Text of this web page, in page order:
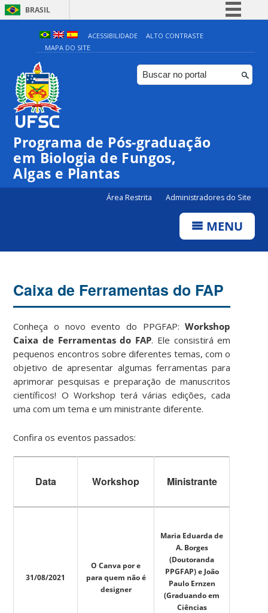
BRASIL
Simplifique!
Comunica BR
Participe
ACESSIBILIDADE
ALTO CONTRASTE
MAPA DO SITE
Programa de Pós-graduação
em Biologia de Fungos,
Algas e Plantas
Área Restrita Administradores do Site
MENU
Caixa de Ferramentas do FAP
Conheça o novo evento do PPGFAP:Workshop
Caixa de Ferramentas do FAP. Ele consistirá em
pequenos encontros sobre diferentes temas, com o
objetivo de apresentar algumas ferramentas para
aprimorar pesquisas e preparação de manuscritos
científicos! O Workshop terá várias edições, cada
uma com um tema e um ministrante diferente.
Confira os eventos passados:
Data Workshop Ministrante
31/08/2021
O Canva por e
para quem não é
designer
Maria Eduarda de
A. Borges
(Doutoranda
PPGFAP) e João
Paulo Ernzen
(Graduando em
Ciências